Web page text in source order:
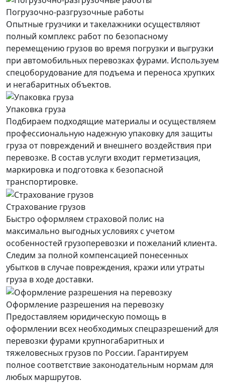
Погрузочно-разгрузочные работы
Опытные грузчики и такелажники осуществляют
полный комплекс работ по безопасному
перемещению грузов во время погрузки и выгрузки
при автомобильных перевозках фурами. Используем
спецоборудование для подъема и переноса хрупких
и негабаритных объектов.
Упаковка груза
Подбираем подходящие материалы и осуществляем
профессиональную надежную упаковку для защиты
груза от повреждений и внешнего воздействия при
перевозке. В состав услуги входит герметизация,
маркировка и подготовка к безопасной
транспортировке.
Страхование грузов
Быстро оформляем страховой полис на
максимально выгодных условиях с учетом
особенностей грузоперевозки и пожеланий клиента.
Следим за полной компенсацией понесенных
убытков в случае повреждения, кражи или утраты
груза в ходе доставки.
Оформление разрешения на перевозку
Предоставляем юридическую помощь в
оформлении всех необходимых спецразрешений для
перевозки фурами крупногабаритных и
тяжеловесных грузов по России. Гарантируем
полное соответствие законодательным нормам для
любых маршрутов.